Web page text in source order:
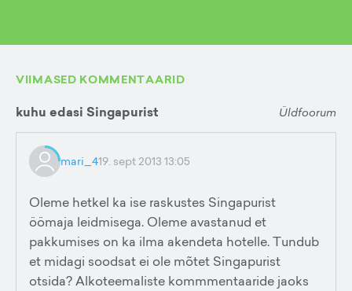
VIIMASED KOMMENTAARID
kuhu edasi Singapurist Üldfoorum
mari_419. sept 2013 13:05
Oleme hetkel ka ise raskustes Singapurist
öömaja leidmisega. Oleme avastanud et
pakkumises on ka ilma akendeta hotelle. Tundub
et midagi soodsat ei ole mõtet Singapurist
otsida? Alkoteemaliste kommmentaaride jaoks